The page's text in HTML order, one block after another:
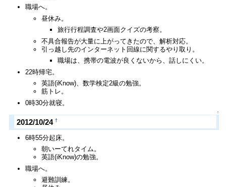
職場へ。
昼休み。
旅行行程調査や2画面クイズの考察。
不具合報告が大量に上がってきたので、解析対応。
引っ越し先のインターネット回線に関するやり取り。
職場は、携帯の電波が良くないから、話しにくい。
22時帰宅。
英語(iKnow)、数学検定2級の勉強。
筋トレ。
0時30分就寝。
↑
2012/10/24 †
6時55分起床。
朝いーてれタイム。
英語(iKnow)の勉強。
職場へ。
避難訓練。